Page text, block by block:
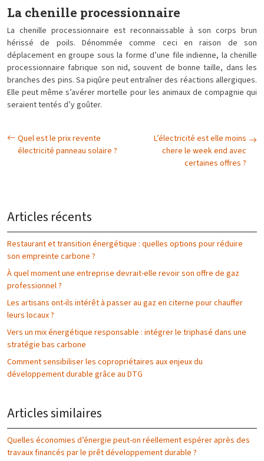
La chenille processionnaire
La chenille processionnaire est reconnaissable à son corps brun
hérissé de poils. Dénommée comme ceci en raison de son
déplacement en groupe sous la forme d’une file indienne, la chenille
processionnaire fabrique son nid, souvent de bonne taille, dans les
branches des pins. Sa piqûre peut entraîner des réactions allergiques.
Elle peut même s’avérer mortelle pour les animaux de compagnie qui
seraient tentés d’y goûter.
Quel est le prix revente
électricité panneau solaire ?
L’électricité est elle moins
chere le week end avec
certaines offres ?
Articles récents
Restaurant et transition énergétique : quelles options pour réduire
son empreinte carbone ?
À quel moment une entreprise devrait-elle revoir son offre de gaz
professionnel ?
Les artisans ont-ils intérêt à passer au gaz en citerne pour chauffer
leurs locaux ?
Vers un mix énergétique responsable : intégrer le triphasé dans une
stratégie bas carbone
Comment sensibiliser les copropriétaires aux enjeux du
développement durable grâce au DTG
Articles similaires
Quelles économies d’énergie peut-on réellement espérer après des
travaux financés par le prêt développement durable ?